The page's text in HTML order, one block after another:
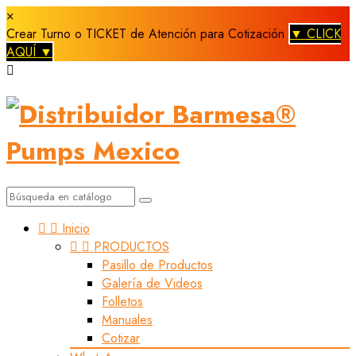
×
Crear Turno o TICKET de Atención para Cotización ▼ CLICK
AQUÍ ▼

  Inicio
  PRODUCTOS
Pasillo de Productos
Galería de Videos
Folletos
Manuales
Cotizar